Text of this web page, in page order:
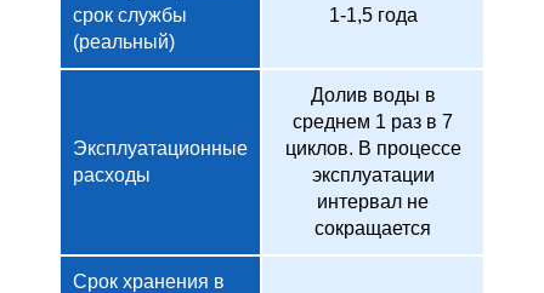
срок службы
(реальный)
1-1,5 года
Эксплуатационные
расходы
Долив воды в
среднем 1 раз в 7
циклов. В процессе
эксплуатации
интервал не
сокращается
Срок хранения в